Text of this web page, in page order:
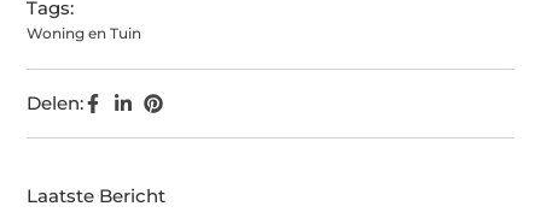
Tags:
Woning en Tuin
Delen:
Laatste Bericht